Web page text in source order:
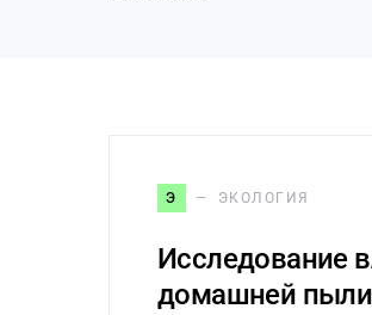
Э ЭКОЛОГИЯ
Исследование
домашней